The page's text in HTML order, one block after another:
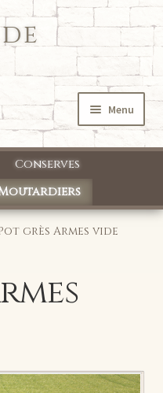
Menu
Conserves
grès Armes vide